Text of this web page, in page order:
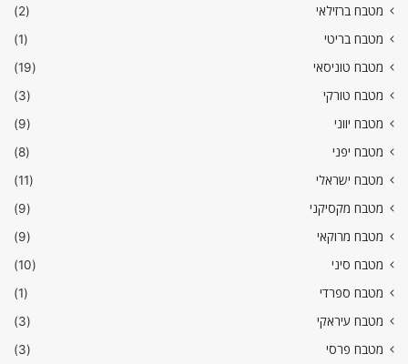
מטבח ברזילאי
(2)
מטבח בריטי
(1)
מטבח טוניסאי
(19)
מטבח טורקי
(3)
מטבח יווני
(9)
מטבח יפני
(8)
מטבח ישראלי
(11)
מטבח מקסיקני
(9)
מטבח מרוקאי
(9)
מטבח סיני
(10)
מטבח ספרדי
(1)
מטבח עיראקי
(3)
מטבח פרסי
(3)